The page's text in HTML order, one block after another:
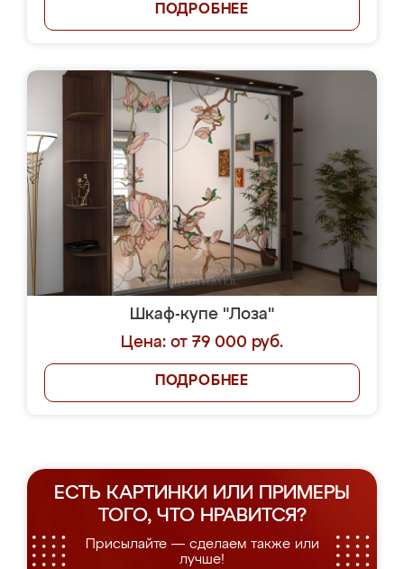
ПОДРОБНЕЕ
Шкаф-купе "Лоза"
Цена: от 79 000 руб.
ПОДРОБНЕЕ
ЕСТЬ КАРТИНКИ ИЛИ ПРИМЕРЫ
ТОГО, ЧТО НРАВИТСЯ?
Присылайте — сделаем также или
лучше!